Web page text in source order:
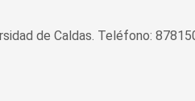
de Caldas. Teléfono: